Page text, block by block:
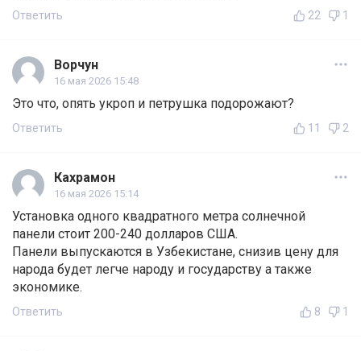
Ответить 22 1
Ворчун
16 мая 2026 15:48
Это что, опять укроп и петрушка подорожают?
Ответить 11 2
Кахрамон
16 мая 2026 15:14
Установка одного квадратного метра солнечной
панели стоит 200-240 долларов США.
Панели выпускаются в Узбекистане, снизив цену для
народа будет легче народу и государству а также
экономике.
Ответить 8 1